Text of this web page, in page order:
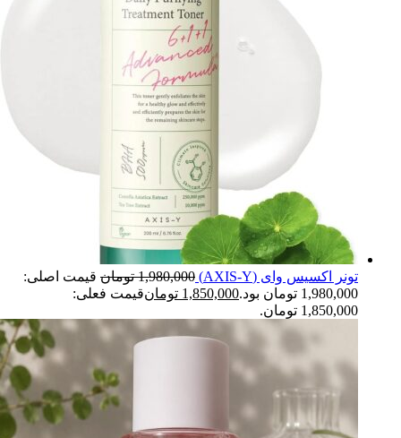
تونر اکسیس وای (AXIS-Y) 1,980,000 تومان قیمت اصلی:
1,980,000 تومان بود.
1,850,000 تومانقیمت فعلی:
1,850,000 تومان.